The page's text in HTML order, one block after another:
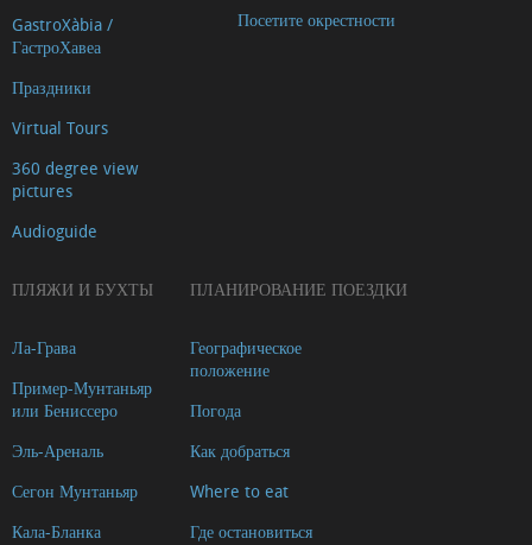
GastroXàbia /
ГастроХавеа
Праздники
Virtual Tours
360 degree view
pictures
Audioguide
Посетите окрестности
ПЛЯЖИ И БУХТЫ
Ла-Грава
Пример-Мунтаньяр
или Бениссеро
Эль-Ареналь
Сегон Мунтаньяр
Кала-Бланка
ПЛАНИРОВАНИЕ ПОЕЗДКИ
Географическое
положение
Погода
Как добраться
Where to eat
Где остановиться